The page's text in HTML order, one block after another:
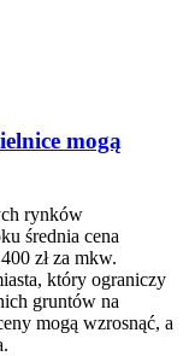
mogą
rynków
średnia cena
zł za mkw.
który ograniczy
gruntów na
mogą wzrosnąć, a